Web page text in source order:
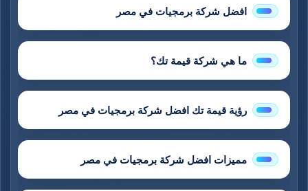
افضل شركة برمجيات في مصر
ما هي شركة قيمة تك؟
رؤية قيمة تك افضل شركة برمجيات في مصر
مميزات افضل شركة برمجيات في مصر